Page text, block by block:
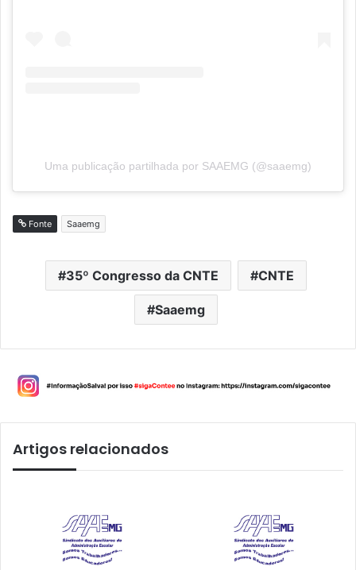
Uma publicação partilhada por SAAEMG (@saaemg)
Fonte Saaemg
35º Congresso da CNTE CNTE
Saaemg
Artigos relacionados